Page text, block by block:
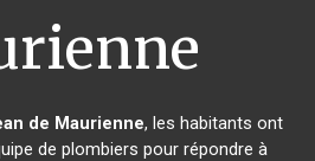
de Maurienne, les habitants ont
de plombiers pour répondre à